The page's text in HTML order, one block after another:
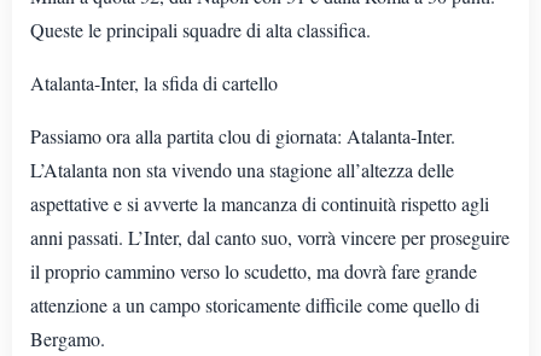
Queste le principali squadre di alta classifica.
Atalanta-Inter, la sfida di cartello
Passiamo ora alla partita clou di giornata: Atalanta-Inter.
L’Atalanta non sta vivendo una stagione all’altezza delle
aspettative e si avverte la mancanza di continuità rispetto agli
anni passati. L’Inter, dal canto suo, vorrà vincere per proseguire
il proprio cammino verso lo scudetto, ma dovrà fare grande
attenzione a un campo storicamente difficile come quello di
Bergamo.